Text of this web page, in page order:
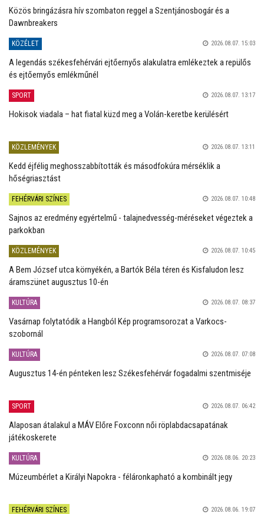
Közös bringázásra hív szombaton reggel a Szentjánosbogár és a
Dawnbreakers
KÖZÉLET 2026.08.07. 15:03
A legendás székesfehérvári ejtőernyős alakulatra emlékeztek a repülős
és ejtőernyős emlékműnél
SPORT 2026.08.07. 13:17
Hokisok viadala – hat fiatal küzd meg a Volán-keretbe kerülésért
KÖZLEMÉNYEK 2026.08.07. 13:11
Kedd éjfélig meghosszabbították és másodfokúra mérséklik a
hőségriasztást
FEHÉRVÁRI SZÍNES 2026.08.07. 10:48
Sajnos az eredmény egyértelmű - talajnedvesség-méréseket végeztek a
parkokban
KÖZLEMÉNYEK 2026.08.07. 10:45
A Bem József utca környékén, a Bartók Béla téren és Kisfaludon lesz
áramszünet augusztus 10-én
KULTÚRA 2026.08.07. 08:37
Vasárnap folytatódik a Hangból Kép programsorozat a Varkocs-
szobornál
KULTÚRA 2026.08.07. 07:08
Augusztus 14-én pénteken lesz Székesfehérvár fogadalmi szentmiséje
SPORT 2026.08.07. 06:42
Alaposan átalakul a MÁV Előre Foxconn női röplabdacsapatának
játékoskerete
KULTÚRA 2026.08.06. 20:23
Múzeumbérlet a Királyi Napokra - féláronkapható a kombinált jegy
FEHÉRVÁRI SZÍNES 2026.08.06. 19:07